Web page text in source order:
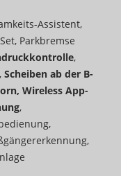
Assistent,
Parkbremse
,
Scheiben ab der B-
Wireless App-
,